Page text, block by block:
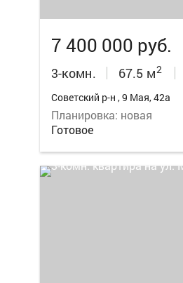
7 400 000 руб.
3-комн. 67.5 м2
Советский р-н , 9 Мая, 42а
Планировка: новая
Готовое